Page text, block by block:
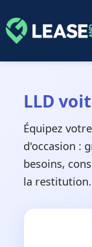
LLD
Équipez
d'occasion :
besoins,
la